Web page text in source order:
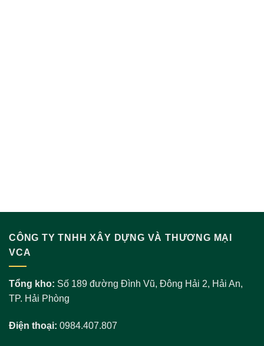
CÔNG TY TNHH XÂY DỰNG VÀ THƯƠNG MẠI
VCA
Tổng kho: Số 189 đường Đình Vũ, Đông Hải 2, Hải An,
TP. Hải Phòng
Điện thoại: 0984.407.807